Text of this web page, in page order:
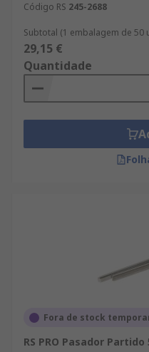
Código RS 245-2688
Subtotal (1 embalagem de 50
29,15 €
Quantidade
Fora de stock
RS PRO Pasador